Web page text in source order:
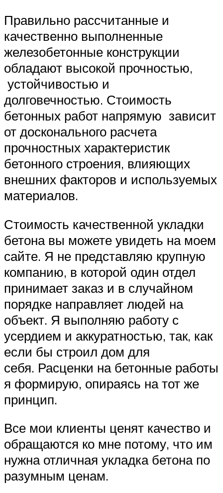
Правильно рассчитанные и
качественно выполненные
железобетонные конструкции
обладают высокой прочностью,
устойчивостью и
долговечностью. Стоимость
бетонных работ напрямую зависит
от досконального расчета
прочностных характеристик
бетонного строения, влияющих
внешних факторов и используемых
материалов.
Стоимость качественной укладки
бетона вы можете увидеть на моем
сайте. Я не представляю крупную
компанию, в которой один отдел
принимает заказ и в случайном
порядке направляет людей на
объект. Я выполняю работу с
усердием и аккуратностью, так, как
если бы строил дом для
себя. Расценки на бетонные работы
я формирую, опираясь на тот же
принцип.
Все мои клиенты ценят качество и
обращаются ко мне потому, что им
нужна отличная укладка бетона по
разумным ценам.